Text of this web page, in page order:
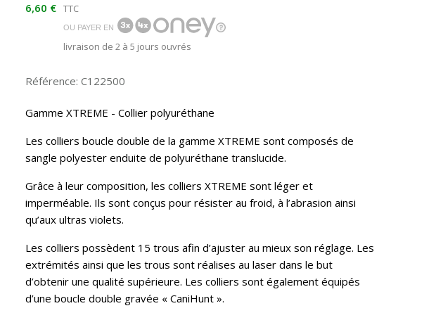
6,60 € TTC
OU PAYER EN
livraison de 2 à 5 jours ouvrés
Référence: C122500
Gamme XTREME - Collier polyuréthane
Les colliers boucle double de la gamme XTREME sont composés de
sangle polyester enduite de polyuréthane translucide.
Grâce à leur composition, les colliers XTREME sont léger et
imperméable. Ils sont conçus pour résister au froid, à l’abrasion ainsi
qu’aux ultras violets.
Les colliers possèdent 15 trous afin d’ajuster au mieux son réglage. Les
extrémités ainsi que les trous sont réalises au laser dans le but
d’obtenir une qualité supérieure. Les colliers sont également équipés
d’une boucle double gravée « CaniHunt ».